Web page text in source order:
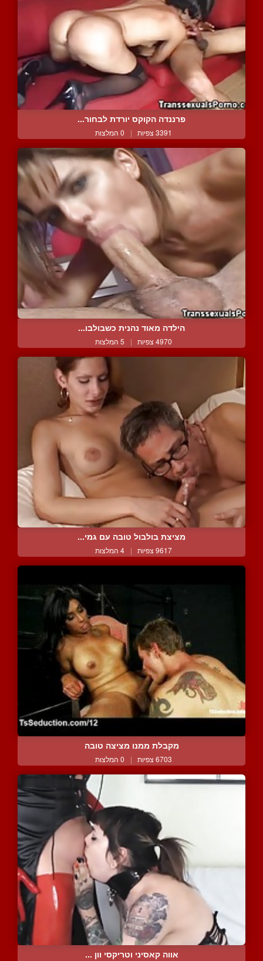
פרננדה הקוקס יורדת לבחור...
3391 צפיות | 0 המלצות
הילדה מאוד נהנית כשבולבו...
4970 צפיות | 5 המלצות
מציצת בולבול טובה עם גמי...
9617 צפיות | 4 המלצות
מקבלת ממנו מציצה טובה
6703 צפיות | 0 המלצות
אווה קאסיני וטריקסי וון ...